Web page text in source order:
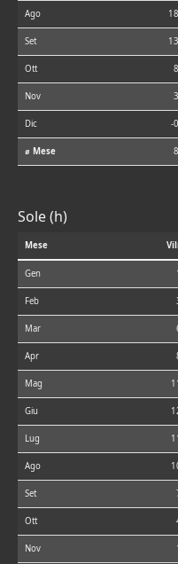
Ago
Set
Ott
Nov
Dic -
⌀ Mese
Sole (h)
Mese
Gen
Feb
Mar
Apr
Mag
Giu
Lug
Ago
Set
Ott
Nov